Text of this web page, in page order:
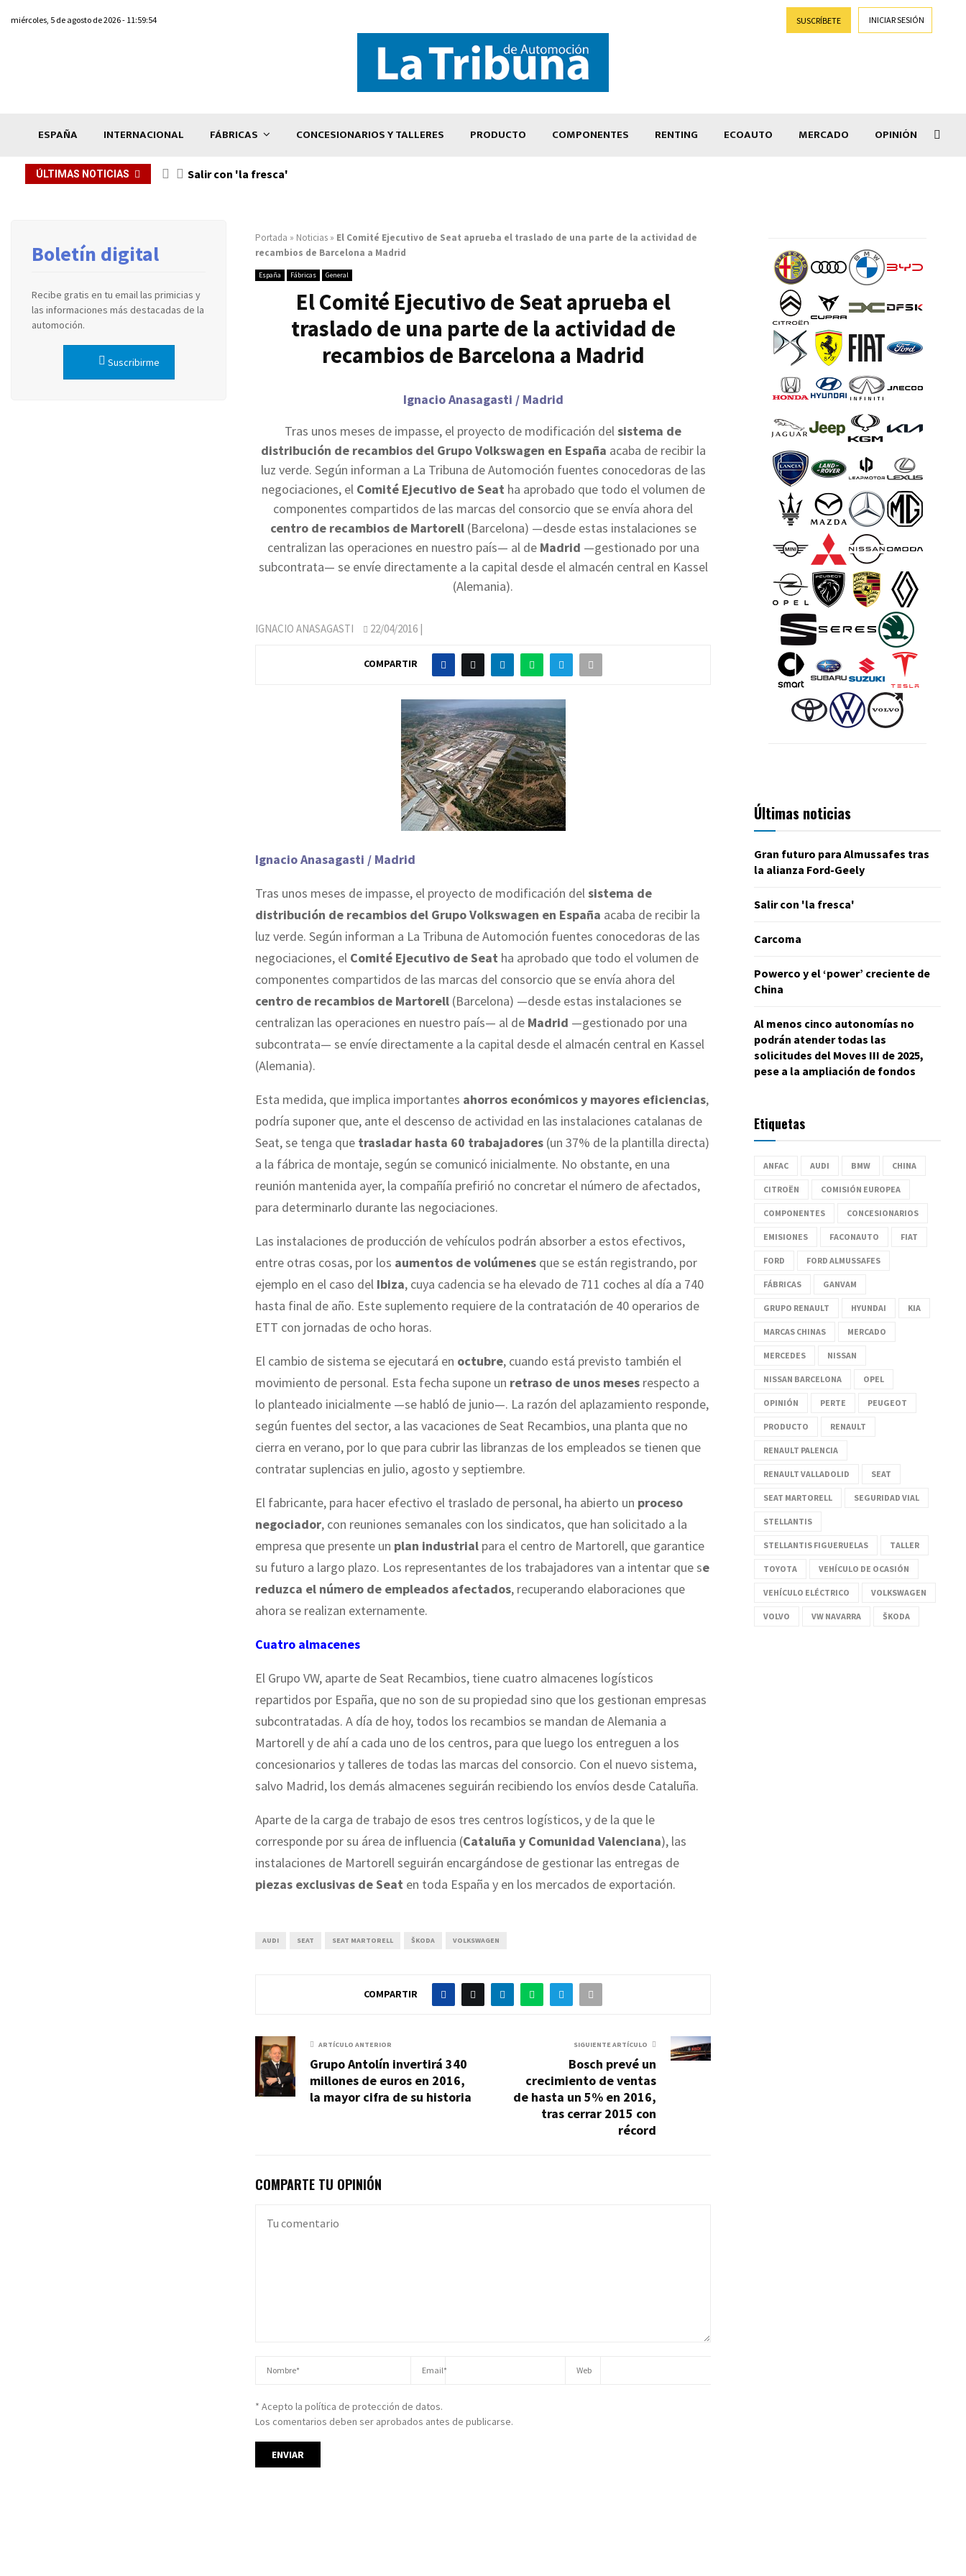
miércoles, 5 de agosto de 2026 - 11:59:54 SUSCRÍBETE INICIAR SESIÓN
ESPAÑA INTERNACIONAL FÁBRICAS CONCESIONARIOS Y TALLERES PRODUCTO COMPONENTES RENTING ECOAUTO MERCADO OPINIÓN
ÚLTIMAS NOTICIAS Salir con 'la fresca'
Portada » Noticias » El Comité Ejecutivo de Seat aprueba el traslado de una parte de la actividad de
recambios de Barcelona a Madrid
España Fábricas General
El Comité Ejecutivo de Seat aprueba el
traslado de una parte de la actividad de
recambios de Barcelona a Madrid
Ignacio Anasagasti / Madrid
Tras unos meses de impasse, el proyecto de modificación delsistema de
distribución de recambios del Grupo Volkswagen en España acaba de recibir la
luz verde. Según informan a La Tribuna de Automoción fuentes conocedoras de las
negociaciones, el Comité Ejecutivo de Seat ha aprobado que todo el volumen de
componentes compartidos de las marcas del consorcio que se envía ahora del
centro de recambios de Martorell(Barcelona) —desde estas instalaciones se
centralizan las operaciones en nuestro país— al de Madrid —gestionado por una
subcontrata— se envíe directamente a la capital desde el almacén central en Kassel
(Alemania).
IGNACIO ANASAGASTI 22/04/2016 |
COMPARTIR
Ignacio Anasagasti / Madrid
Tras unos meses de impasse, el proyecto de modificación delsistema de
distribución de recambios del Grupo Volkswagen en España acaba de recibir la
luz verde. Según informan a La Tribuna de Automoción fuentes conocedoras de las
negociaciones, el Comité Ejecutivo de Seat ha aprobado que todo el volumen de
componentes compartidos de las marcas del consorcio que se envía ahora del
centro de recambios de Martorell (Barcelona) —desde estas instalaciones se
centralizan las operaciones en nuestro país— al de Madrid —gestionado por una
subcontrata— se envíe directamente a la capital desde el almacén central en Kassel
(Alemania).
Esta medida, que implica importantes ahorros económicos y mayores eficiencias,
podría suponer que, ante el descenso de actividad en las instalaciones catalanas de
Seat, se tenga que trasladar hasta 60 trabajadores (un 37% de la plantilla directa)
a la fábrica de montaje, según se comunicó inicialmente. No obstante, en una
reunión mantenida ayer, la compañía prefirió no concretar el número de afectados,
para determinarlo durante las negociaciones.
Las instalaciones de producción de vehículos podrán absorber a estos efectivos,
entre otras cosas, por los aumentos de volúmenes que se están registrando, por
ejemplo en el caso del Ibiza, cuya cadencia se ha elevado de 711 coches al día a 740
hasta final de año. Este suplemento requiere de la contratación de 40 operarios de
ETT con jornadas de ocho horas.
El cambio de sistema se ejecutará en octubre, cuando está previsto también el
movimiento de personal. Esta fecha supone un retraso de unos meses respecto a
lo planteado inicialmente —se habló de junio—. La razón del aplazamiento responde,
según fuentes del sector, a las vacaciones de Seat Recambios, una planta que no
cierra en verano, por lo que para cubrir las libranzas de los empleados se tienen que
contratar suplencias en julio, agosto y septiembre.
El fabricante, para hacer efectivo el traslado de personal, ha abierto un proceso
negociador, con reuniones semanales con los sindicatos, que han solicitado a la
empresa que presente un plan industrial para el centro de Martorell, que garantice
su futuro a largo plazo. Los representantes de los trabajadores van a intentar que se
reduzca el número de empleados afectados, recuperando elaboraciones que
ahora se realizan externamente.
Cuatro almacenes
El Grupo VW, aparte de Seat Recambios, tiene cuatro almacenes logísticos
repartidos por España, que no son de su propiedad sino que los gestionan empresas
subcontratadas. A día de hoy, todos los recambios se mandan de Alemania a
Martorell y de ahí a cada uno de los centros, para que luego los entreguen a los
concesionarios y talleres de todas las marcas del consorcio. Con el nuevo sistema,
salvo Madrid, los demás almacenes seguirán recibiendo los envíos desde Cataluña.
Aparte de la carga de trabajo de esos tres centros logísticos, y de la que le
corresponde por su área de influencia (Cataluña y Comunidad Valenciana), las
instalaciones de Martorell seguirán encargándose de gestionar las entregas de
piezas exclusivas de Seat en toda España y en los mercados de exportación.
AUDI SEAT SEAT MARTORELL ŠKODA VOLKSWAGEN
COMPARTIR
ARTÍCULO ANTERIOR
Grupo Antolín invertirá 340
millones de euros en 2016,
la mayor cifra de su historia
SIGUIENTE ARTÍCULO
Bosch prevé un
crecimiento de ventas
de hasta un 5% en 2016,
tras cerrar 2015 con
récord
COMPARTE TU OPINIÓN
* Acepto la política de protección de datos.
Los comentarios deben ser aprobados antes de publicarse.
Boletín digital
Recibe gratis en tu email las primicias y
las informaciones más destacadas de la
automoción.
Suscribirme
Últimas noticias
Gran futuro para Almussafes tras
la alianza Ford-Geely
Salir con 'la fresca'
Carcoma
Powerco y el ‘power’ creciente de
China
Al menos cinco autonomías no
podrán atender todas las
solicitudes del Moves III de 2025,
pese a la ampliación de fondos
Etiquetas
ANFAC AUDI BMW CHINA
CITROËN COMISIÓN EUROPEA
COMPONENTES CONCESIONARIOS
EMISIONES FACONAUTO FIAT
FORD FORD ALMUSSAFES
FÁBRICAS GANVAM
GRUPO RENAULT HYUNDAI KIA
MARCAS CHINAS MERCADO
MERCEDES NISSAN
NISSAN BARCELONA OPEL
OPINIÓN PERTE PEUGEOT
PRODUCTO RENAULT
RENAULT PALENCIA
RENAULT VALLADOLID SEAT
SEAT MARTORELL SEGURIDAD VIAL
STELLANTIS
STELLANTIS FIGUERUELAS TALLER
TOYOTA VEHÍCULO DE OCASIÓN
VEHÍCULO ELÉCTRICO VOLKSWAGEN
VOLVO VW NAVARRA ŠKODA